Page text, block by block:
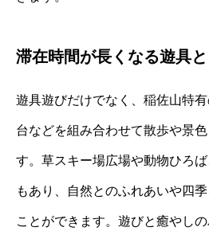
滞在時間が長くなる遊具
遊具遊びだけでなく、稲佐山特
台などを組み合わせて散歩や景
す。草スキー場広場や動物ひろ
もあり、自然とのふれあいや四
ことができます。遊びと癒やし